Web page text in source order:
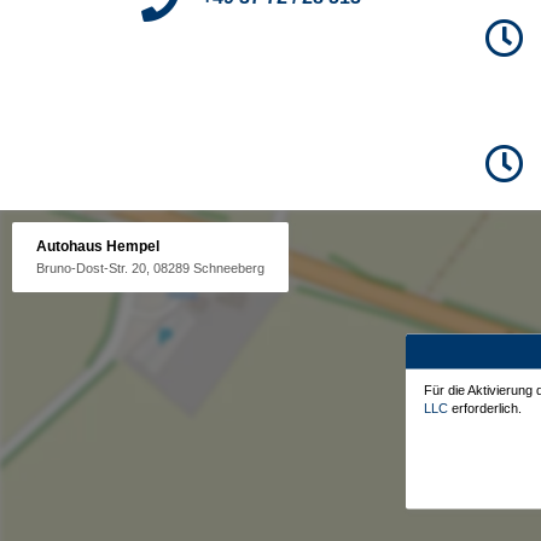
Autohaus Hempel
Bruno-Dost-Str. 20, 08289 Schneeberg
Für die Aktivierung
LLC erforderlich.